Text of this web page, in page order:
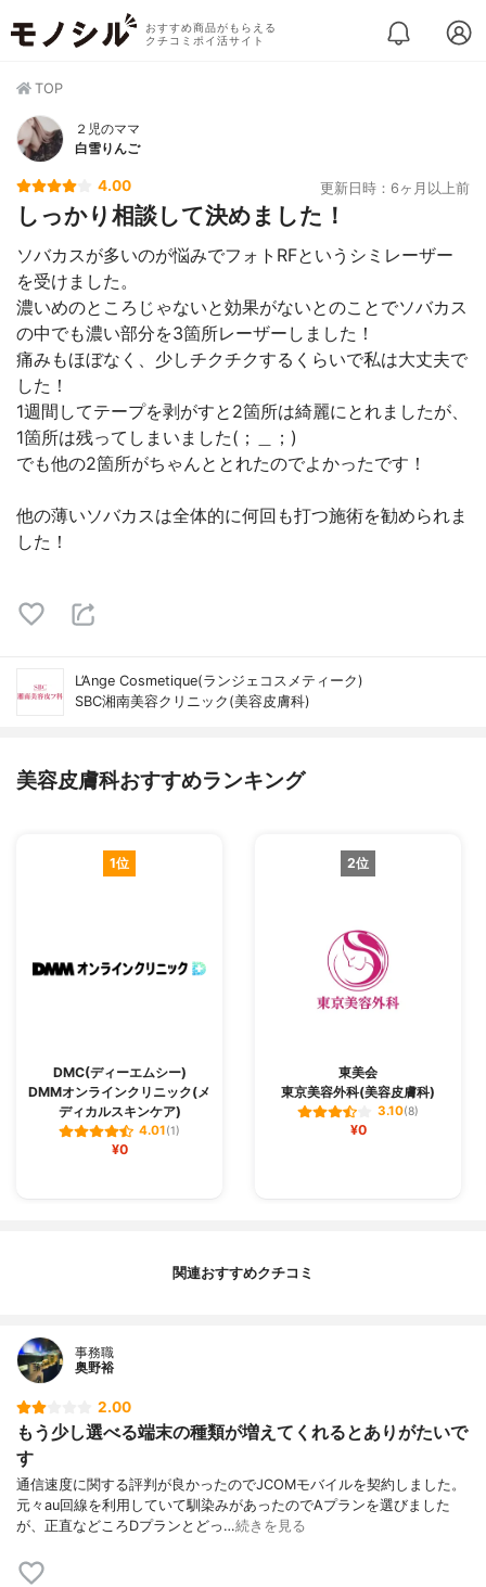
おすすめ商品がもらえる
クチコミポイ活サイト
TOP
２児のママ
白雪りんご
4.00 更新日時：6ヶ月以上前
しっかり相談して決めました！
ソバカスが多いのが悩みでフォトRFというシミレーザー
を受けました。
濃いめのところじゃないと効果がないとのことでソバカス
の中でも濃い部分を3箇所レーザーしました！
痛みもほぼなく、少しチクチクするくらいで私は大丈夫で
した！
1週間してテープを剥がすと2箇所は綺麗にとれましたが、
1箇所は残ってしまいました(；＿；)
でも他の2箇所がちゃんととれたのでよかったです！
他の薄いソバカスは全体的に何回も打つ施術を勧められま
した！
L’Ange Cosmetique(ランジェコスメティーク)
SBC湘南美容クリニック(美容皮膚科)
美容皮膚科おすすめランキング
1位
DMC(ディーエムシー)
DMMオンラインクリニック(メ
ディカルスキンケア)
4.01(1)
¥0
2位
東美会
東京美容外科(美容皮膚科)
3.10(8)
¥0
関連おすすめクチコミ
事務職
奥野裕
2.00
もう少し選べる端末の種類が増えてくれるとありがたいで
す
通信速度に関する評判が良かったのでJCOMモバイルを契約しました。
元々au回線を利用していて馴染みがあったのでAプランを選びました
が、正直などころDプランとどっ…続きを見る